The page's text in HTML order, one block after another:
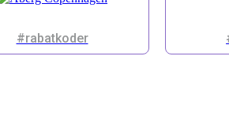
#rabatkoder